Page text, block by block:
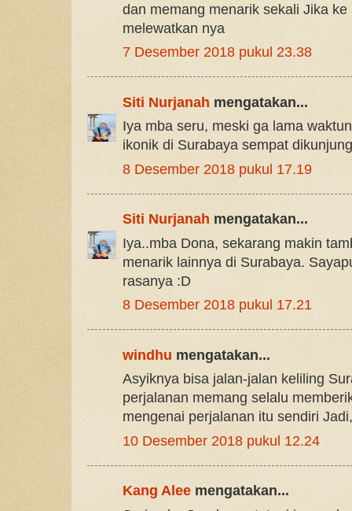
dan memang menarik sekali Jika
melewatkan nya
7 Desember 2018 pukul 23.38
Siti Nurjanah mengatakan...
Iya mba seru, meski ga lama
ikonik di Surabaya sempat
8 Desember 2018 pukul 17.19
Siti Nurjanah mengatakan...
Iya..mba Dona, sekarang makin
menarik lainnya di Surabaya.
rasanya :D
8 Desember 2018 pukul 17.21
windhu mengatakan...
Asyiknya bisa jalan-jalan keliling
perjalanan memang selalu
mengenai perjalanan itu sendiri
10 Desember 2018 pukul 12.24
Kang Alee mengatakan...